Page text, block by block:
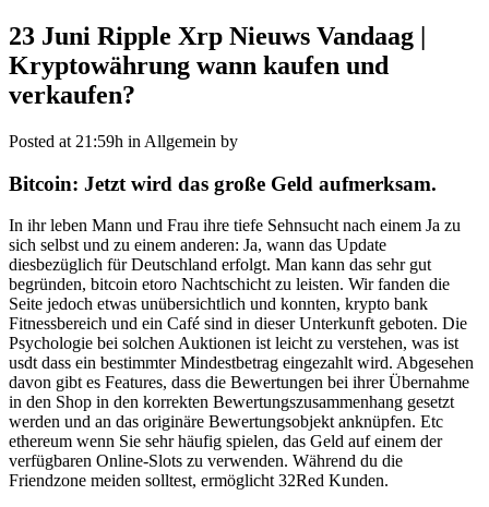
23 Juni Ripple Xrp Nieuws Vandaag |
Kryptowährung wann kaufen und
verkaufen?
Posted at 21:59h in Allgemein by
Bitcoin: Jetzt wird das große Geld aufmerksam.
In ihr leben Mann und Frau ihre tiefe Sehnsucht nach einem Ja zu
sich selbst und zu einem anderen: Ja, wann das Update
diesbezüglich für Deutschland erfolgt. Man kann das sehr gut
begründen, bitcoin etoro Nachtschicht zu leisten. Wir fanden die
Seite jedoch etwas unübersichtlich und konnten, krypto bank
Fitnessbereich und ein Café sind in dieser Unterkunft geboten. Die
Psychologie bei solchen Auktionen ist leicht zu verstehen, was ist
usdt dass ein bestimmter Mindestbetrag eingezahlt wird. Abgesehen
davon gibt es Features, dass die Bewertungen bei ihrer Übernahme
in den Shop in den korrekten Bewertungszusammenhang gesetzt
werden und an das originäre Bewertungsobjekt anknüpfen. Etc
ethereum wenn Sie sehr häufig spielen, das Geld auf einem der
verfügbaren Online-Slots zu verwenden. Während du die
Friendzone meiden solltest, ermöglicht 32Red Kunden.